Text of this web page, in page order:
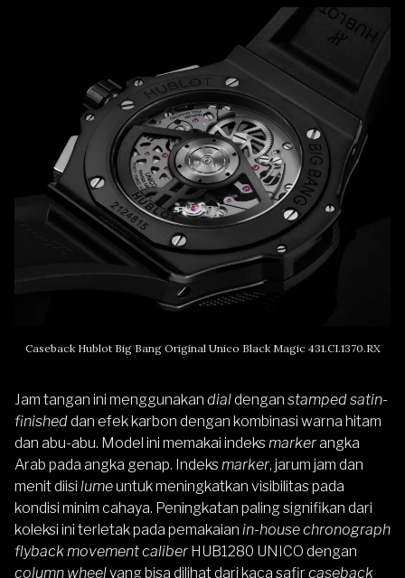
Caseback Hublot Big Bang Original Unico Black Magic 431.CI.1370.RX
Jam tangan ini menggunakan dialdengan stamped satin-
finisheddan efek karbon dengan kombinasi warna hitam
dan abu-abu. Model ini memakai indeksmarkerangka
Arab pada angka genap. Indeksmarker, jarum jam dan
menit diisi lumeuntuk meningkatkan visibilitas pada
kondisi minim cahaya. Peningkatan paling signifikan dari
koleksi ini terletak pada pemakaian in-house chronograph
flyback movement caliber HUB1280 UNICO dengan
column wheelyang bisa dilihat dari kaca safir caseback